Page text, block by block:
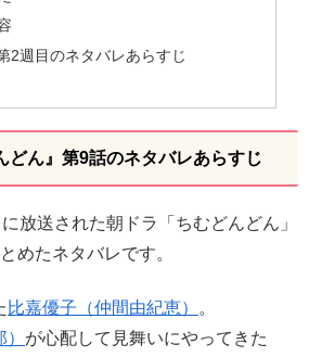
2週目のネタバレあらすじ
どん』第9話のネタバレあらすじ
放送された朝ドラ「ちむどんどん」
めたネタバレです。
比嘉優子（仲間由紀恵） 。
が心配して見舞いにやってきた